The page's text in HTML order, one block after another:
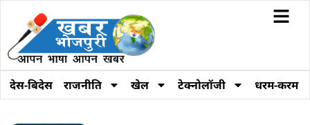
देस-बिदेस राजनीति खेल टेक्नोलॉजी धरम-करम